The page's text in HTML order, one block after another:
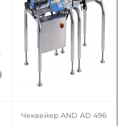
Чеквейер AND AD 496